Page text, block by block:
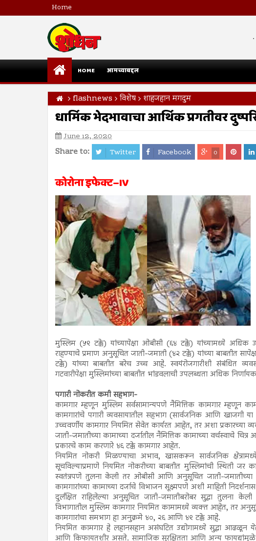
Home
.
HOME आमच्याबद्दल
flashnews विशेष शाहजहान मगदुम
धार्मिक भेदभावाचा आर्थिक प्रगतीवर
June 12, 2020
Share to: Twitter Facebook 0
कोरोना इफेक्ट–IV
मुस्लिम (५९ टक्के) यांच्यापेक्षा ओबीसी (६४ टक्के) यांच्यामध्ये
राहण्याचे प्रमाण अनुसूचित जाती-जमाती (४२ टक्के) यांच्या बाबतीत
टक्के) यांच्या बाबतीत बरेच उच्च आहे. स्वयंरोजगारीशी संबंधित
गटवारीपेक्षा मुस्लिमांच्या बाबतीत भांडवलाची उपलब्धता अधिक
पगारी नोकरीत कमी सहभाग-
कामगार म्हणून मुस्लिम सर्वसामान्यपणे नैमित्तिक कामगार म्हणून
कामगारांचे पगारी व्यवसायातील सहभाग (सार्वजनिक आणि खाजगी
उच्चवर्णीय कामगार नियमित सेवेत कार्यरत आहेत, तर अशा
जाती-जमातीच्या कामाच्या दर्जातील नैमित्तिक कामाच्या
प्रकारचे काम करणारे ४६ टक्के कामगार आहेत.
नियमित नोकरी मिळण्याचा अभाव, खासकरून सार्वजनिक
सूचविल्याप्रमाणे नियमित नोकरीच्या बाबतीत मुस्लिमांची स्थिती
स्वतंत्रपणे तुलना केली तर ओबीसी आणि अनुसूचित जाती-जमातीच्या
कामगारांच्या कामाच्या दर्जाचे विभाजन सूक्ष्मपणे अशी माहिती
दुर्लक्षित राहिलेल्या अनुसूचित जाती-जमातीबरोबर सुद्धा तुलना
विभागातील मुस्लिम कामगार नियमित कामामध्ये व्यक्त आहेत, तर
कामगारांचा समभाग हा अनुक्रमे ४०, २६ आणि ४९ टक्के आहे.
नियमित कामगार हे लहानसहान असंघटित उद्योगामध्ये सुद्धा आढळून
आणि किफायतशीर असते. सामाजिक सुरक्षितता आणि अन्य